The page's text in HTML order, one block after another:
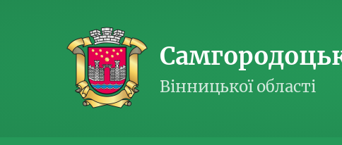
Вінницької області